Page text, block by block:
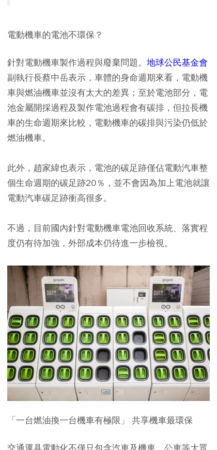
電動機車的電池不環保？
針對電動機車製作過程與廢棄問題。 地球公民基金會
副執行長蔡中岳表示，車體的身命週期來看，電動機
車與燃油機車並沒有太大的差異；至於電池部分，電
池金屬開採過程及製作電池過程會有碳排，但拉長機
車的生命週期來比較，電動機車的碳排與污染仍低於
燃油機車。
此外，趙家緯也表示，電池的碳足跡僅佔電動汽車整
個生命週期的碳足跡20％，並不會因為加上電池就讓
電動汽車碳足跡衝高很多。
不過，目前國內針對電動機車電池回收系統、落實程
度仍有待加強，外部成本仍待進一步檢視。
「一台燃油換一台機車有極限」 共享機車最環保
交通運具電動化不僅只包含汽車及機車，公車等大眾